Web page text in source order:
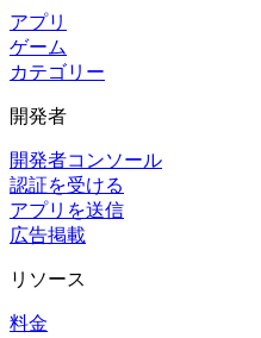
アプリ
ゲーム
カテゴリー
開発者
開発者コンソール
認証を受ける
アプリを送信
広告掲載
リソース
料金